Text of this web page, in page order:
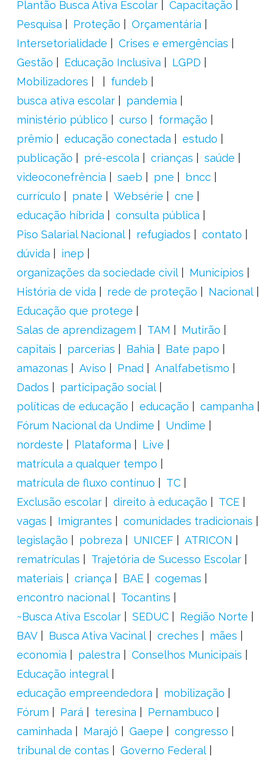
Plantão Busca Ativa Escolar
Capacitação
Pesquisa
Proteção
Orçamentária
Intersetorialidade
Crises e emergências
Gestão
Educação Inclusiva
LGPD
Mobilizadores
fundeb
busca ativa escolar
pandemia
ministério público
curso
formação
prêmio
educação conectada
estudo
publicação
pré-escola crianças
saúde
videoconefrência
saeb pne
bncc
currículo
pnate Websérie
cne
educação híbrida
consulta pública
Piso Salarial Nacional
refugiados
contato
dúvida
inep
organizações da sociedade civil
Municípios
História de vida
rede de proteção
Nacional
Educação que protege
Salas de aprendizagem
TAM
Mutirão
capitais
parcerias Bahia
Bate papo
amazonas
Aviso Pnad
Analfabetismo
Dados
participação social
políticas de educação
educação
campanha
Fórum Nacional da Undime
Undime
nordeste
Plataforma
Live
matrícula a qualquer tempo
matrícula de fluxo contínuo
TC
Exclusão escolar
direito à educação
TCE
vagas
Imigrantes
comunidades tradicionais
legislação
pobreza UNICEF
ATRICON
rematrículas
Trajetória de Sucesso Escolar
materiais
criança BAE
cogemas
encontro nacional
Tocantins
~Busca Ativa Escolar
SEDUC
Região Norte
BAV
Busca Ativa Vacinal creches
mães
economia
palestra
Conselhos Municipais
Educação integral
educação empreendedora
mobilização
Fórum
Pará teresina
Pernambuco
caminhada
Marajó Gaepe
congresso
tribunal de contas
Governo Federal